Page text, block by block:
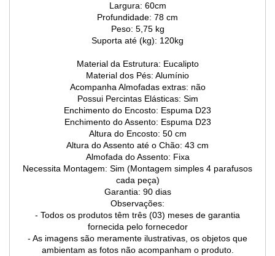
Largura: 60cm
Profundidade: 78 cm
Peso: 5,75 kg
Suporta até (kg): 120kg
Material da Estrutura: Eucalipto
Material dos Pés: Alumínio
Acompanha Almofadas extras: não
Possui Percintas Elásticas: Sim
Enchimento do Encosto: Espuma D23
Enchimento do Assento: Espuma D23
Altura do Encosto: 50 cm
Altura do Assento até o Chão: 43 cm
Almofada do Assento: Fixa
Necessita Montagem: Sim (Montagem simples 4 parafusos
cada peça)
Garantia: 90 dias
Observações:
- Todos os produtos têm três (03) meses de garantia
fornecida pelo fornecedor
- As imagens são meramente ilustrativas, os objetos que
ambientam as fotos não acompanham o produto.